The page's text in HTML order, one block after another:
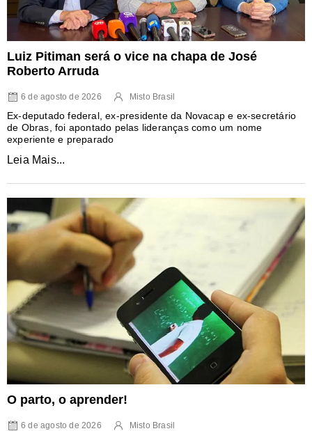
Luiz Pitiman será o vice na chapa de José
Roberto Arruda
6 de agosto de 2026 Misto Brasil
Ex-deputado federal, ex-presidente da Novacap e ex-secretário
de Obras, foi apontado pelas lideranças como um nome
experiente e preparado
Leia Mais...
O parto, o aprender!
6 de agosto de 2026 Misto Brasil